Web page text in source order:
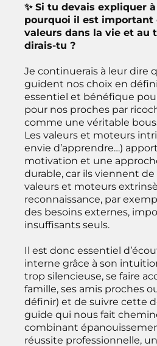
✨ Si tu devais expliquer
pourquoi il est important
valeurs dans la vie et au
dirais-tu ?
Je continuerais à leur dire
guident nos choix en
essentiel et bénéfique
pour nos proches par
comme une véritable
Les valeurs et moteurs
envie d’apprendre…)
motivation et une
durable, car ils viennent de
valeurs et moteurs
reconnaissance, par
des besoins externes,
insuffisants seuls.
Il est donc essentiel
interne grâce à son
trop silencieuse, se faire
famille, ses amis proches
définir) et de suivre cette
guide qui nous fait
combinant
réussite professionnelle,